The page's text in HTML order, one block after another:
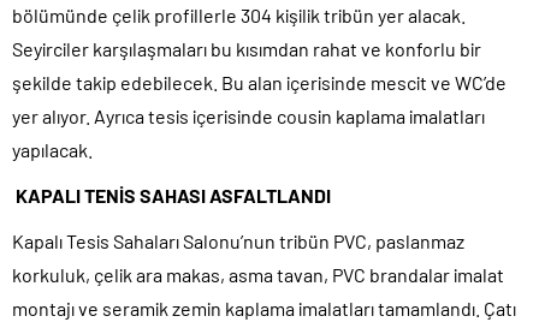
bölümünde çelik profillerle 304 kişilik tribün yer alacak.
Seyirciler karşılaşmaları bu kısımdan rahat ve konforlu bir
şekilde takip edebilecek. Bu alan içerisinde mescit ve WC’de
yer alıyor. Ayrıca tesis içerisinde cousin kaplama imalatları
yapılacak.
KAPALI TENİS SAHASI ASFALTLANDI
Kapalı Tesis Sahaları Salonu’nun tribün PVC, paslanmaz
korkuluk, çelik ara makas, asma tavan, PVC brandalar imalat
montajı ve seramik zemin kaplama imalatları tamamlandı. Çatı